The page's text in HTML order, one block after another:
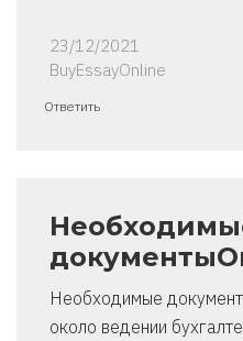
23/12/2021
BuyEssayOnline
Ответить
Необходимые
около ведении